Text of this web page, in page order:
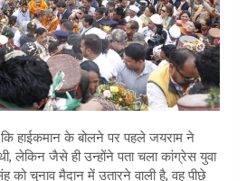
हाईकमान के बोलने पर पहले जयराम ने
लेकिन जैसे ही उन्होंने पता चला कांग्रेस युवा
को चुनाव मैदान में उतारने वाली है, वह पीछे